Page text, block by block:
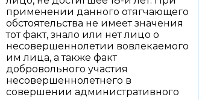
применении данного отягчающего
обстоятельства не имеет значения
тот факт, знало или нет лицо о
несовершеннолетии вовлекаемого
им лица, а также факт
добровольного участия
несовершеннолетнего в
совершении административного